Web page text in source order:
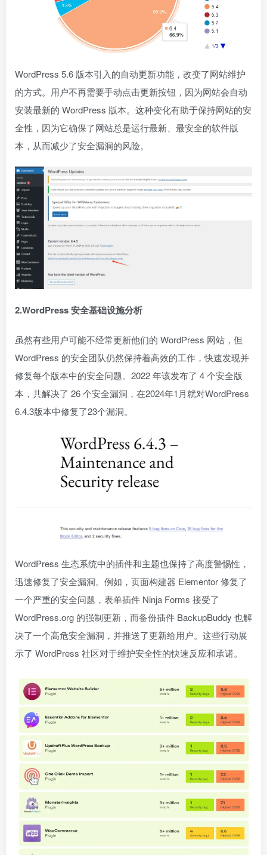
WordPress 5.6 版本引入的自动更新功能，改变了网站维护
的方式。用户不再需要手动点击更新按钮，因为网站会自动
安装最新的 WordPress 版本。这种变化有助于保持网站的安
全性，因为它确保了网站总是运行最新、最安全的软件版
本，从而减少了安全漏洞的风险。
2.WordPress 安全基础设施分析
虽然有些用户可能不经常更新他们的 WordPress 网站，但
WordPress 的安全团队仍然保持着高效的工作，快速发现并
修复每个版本中的安全问题。2022 年该发布了 4 个安全版
本，共解决了 26 个安全漏洞，在2024年1月就对WordPress
6.4.3版本中修复了23个漏洞。
WordPress 生态系统中的插件和主题也保持了高度警惕性，
迅速修复了安全漏洞。例如，页面构建器 Elementor 修复了
一个严重的安全问题，表单插件 Ninja Forms 接受了
WordPress.org 的强制更新，而备份插件 BackupBuddy 也解
决了一个高危安全漏洞，并推送了更新给用户。这些行动展
示了 WordPress 社区对于维护安全性的快速反应和承诺。